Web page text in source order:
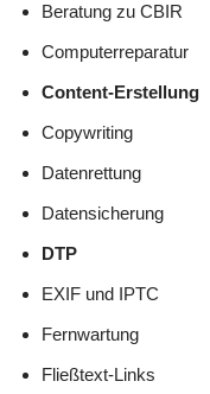
Beratung zu CBIR
Computerreparatur
Content-Erstellung
Copywriting
Datenrettung
Datensicherung
DTP
EXIF und IPTC
Fernwartung
Fließtext-Links